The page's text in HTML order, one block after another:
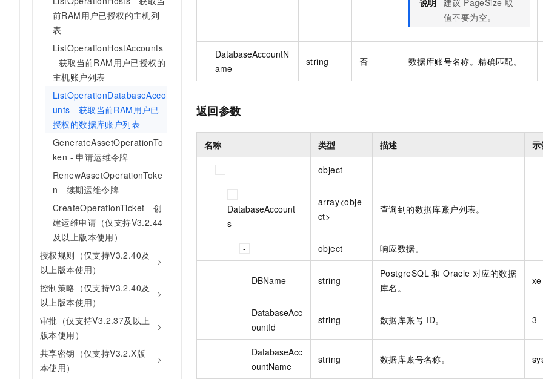
前RAM用户已授权的主机列
表
ListOperationHostAccounts
- 获取当前RAM用户已授权的
主机账户列表
ListOperationDatabaseAcco
unts - 获取当前RAM用户已
授权的数据库账户列表
GenerateAssetOperationTo
ken - 申请运维令牌
RenewAssetOperationToke
n - 续期运维令牌
CreateOperationTicket - 创
建运维申请（仅支持V3.2.44
及以上版本使用）
授权规则（仅支持V3.2.40及
以上版本使用）
控制策略（仅支持V3.2.40及
以上版本使用）
审批（仅支持V3.2.37及以上
版本使用）
共享密钥（仅支持V3.2.X版
本使用）
说明 建议 PageSize 取
值不要为空。
DatabaseAccountN
ame
string 否 数据库账号名称。精确匹配。
返回参数
名称 类型 描述 示
object
DatabaseAccount
s
array<obje
ct>
查询到的数据库账户列表。
object 响应数据。
DBName string
PostgreSQL 和 Oracle 对应的数据
库名。
xe
DatabaseAcc
ountId
string 数据库账号 ID。 3
DatabaseAcc
ountName
string 数据库账号名称。